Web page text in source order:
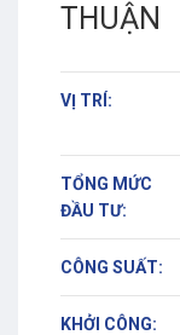
THUẬN
VỊ TRÍ:
TỔNG MỨC
ĐẦU TƯ:
CÔNG SUẤT:
KHỞI CÔNG: